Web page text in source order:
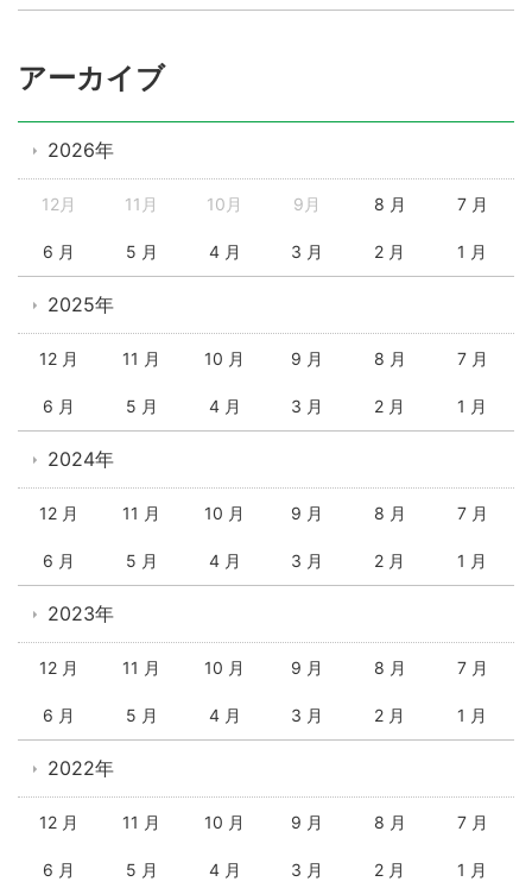
アーカイブ
2026年
12月 11月 10月 9月 8 月 7 月
6 月 5 月 4 月 3 月 2 月 1 月
2025年
12 月 11 月 10 月 9 月 8 月 7 月
6 月 5 月 4 月 3 月 2 月 1 月
2024年
12 月 11 月 10 月 9 月 8 月 7 月
6 月 5 月 4 月 3 月 2 月 1 月
2023年
12 月 11 月 10 月 9 月 8 月 7 月
6 月 5 月 4 月 3 月 2 月 1 月
2022年
12 月 11 月 10 月 9 月 8 月 7 月
6 月 5 月 4 月 3 月 2 月 1 月